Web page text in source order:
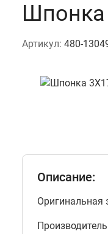
Шпонка
Артикул: 480-
Описание:
Оригинальная